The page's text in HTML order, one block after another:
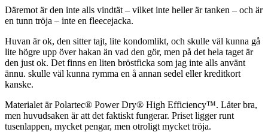
Däremot är den inte alls vindtät – vilket inte heller är tanken – och är
en tunn tröja – inte en fleecejacka.
Huvan är ok, den sitter tajt, lite kondomlikt, och skulle väl kunna gå
lite högre upp över hakan än vad den gör, men på det hela taget är
den just ok. Det finns en liten bröstficka som jag inte alls använt
ännu. skulle väl kunna rymma en å annan sedel eller kreditkort
kanske.
Materialet är Polartec® Power Dry® High Efficiency™. Låter bra,
men huvudsaken är att det faktiskt fungerar. Priset ligger runt
tusenlappen, mycket pengar, men otroligt mycket tröja.